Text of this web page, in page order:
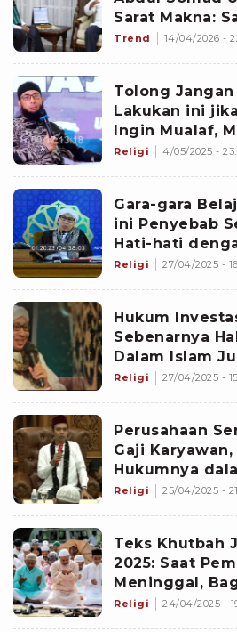
Sarat Makna:
diusik Portugis
Trend 14/04/2026 -
Tolong
Lakukan ini
Ingin Mualaf,
Ustaz Khalid
Religi 4/05/2025 -
Gara-gara
ini Penyebab
Hati-hati
Kata Buya
Religi 27/04/2025 -
Hukum
Sebenarnya
Dalam Islam
Yahya...
Religi 27/04/2025 -
Perusahaan
Gaji
Hukumnya
Ustaz Abdul
Religi 25/04/2025 -
Teks Khutbah
2025: Saat
Meninggal,
Seorang
Religi 24/04/2025 -